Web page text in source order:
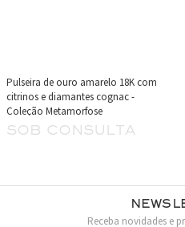
Pulseira de ouro amarelo 18K com
citrinos e diamantes cognac -
Coleção Metamorfose
sob consulta
Receba novidades e